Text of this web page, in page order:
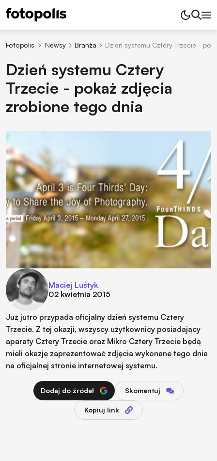
Fotopolis Newsy Branża Dzień systemu Cztery Trzecie -
Dzień systemu Cztery
Trzecie - pokaż zdjęcia
zrobione tego dnia
Maciej Luśtyk
02 kwietnia 2015
Już jutro przypada oficjalny dzień systemu Cztery
Trzecie. Z tej okazji, wszyscy użytkownicy posiadający
aparaty Cztery Trzecie oraz Mikro Cztery Trzecie będą
mieli okazję zaprezentować zdjęcia wykonane tego dnia
na oficjalnej stronie internetowej systemu.
Dodaj do źródeł Skomentuj
Kopiuj link